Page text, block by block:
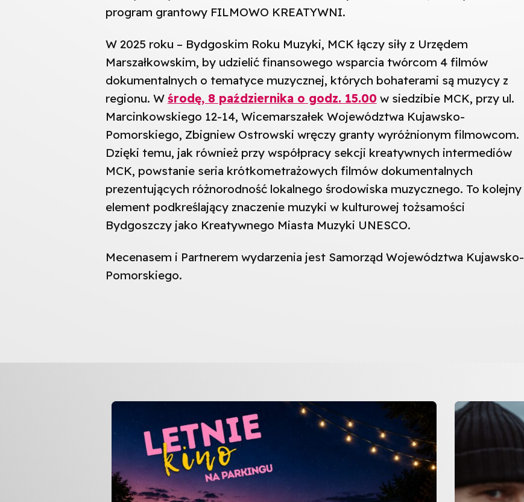
program grantowy FILMOWO KREATYWNI.
W 2025 roku – Bydgoskim Roku Muzyki, MCK łączy siły z Urzędem
Marszałkowskim, by udzielić finansowego wsparcia twórcom 4 filmów
dokumentalnych o tematyce muzycznej, których bohaterami są muzycy z
regionu. W środę, 8 października o godz. 15.00 w siedzibie MCK, przy ul.
Marcinkowskiego 12-14, Wicemarszałek Województwa Kujawsko-
Pomorskiego, Zbigniew Ostrowski wręczy granty wyróżnionym filmowcom.
Dzięki temu, jak również przy współpracy sekcji kreatywnych intermediów
MCK, powstanie seria krótkometrażowych filmów dokumentalnych
prezentujących różnorodność lokalnego środowiska muzycznego. To kolejny
element podkreślający znaczenie muzyki w kulturowej tożsamości
Bydgoszczy jako Kreatywnego Miasta Muzyki UNESCO.
Mecenasem i Partnerem wydarzenia jest Samorząd Województwa Kujawsko-
Pomorskiego.